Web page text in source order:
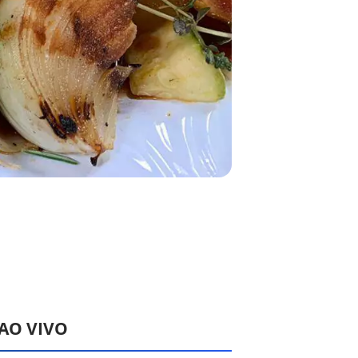
VIVO